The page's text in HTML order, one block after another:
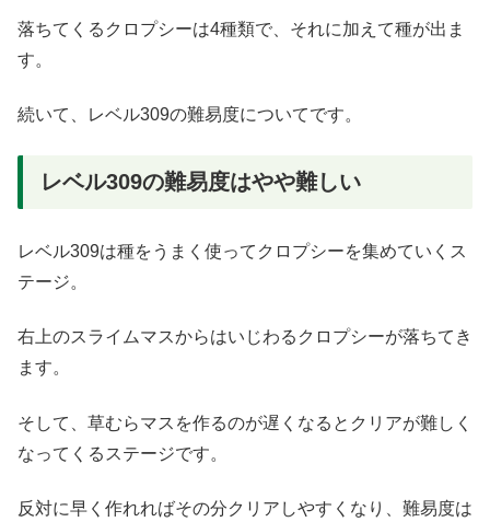
落ちてくるクロプシーは4種類で、それに加えて種が出ま
す。
続いて、レベル309の難易度についてです。
レベル309の難易度はやや難しい
レベル309は種をうまく使ってクロプシーを集めていくス
テージ。
右上のスライムマスからはいじわるクロプシーが落ちてき
ます。
そして、草むらマスを作るのが遅くなるとクリアが難しく
なってくるステージです。
反対に早く作れればその分クリアしやすくなり、難易度は